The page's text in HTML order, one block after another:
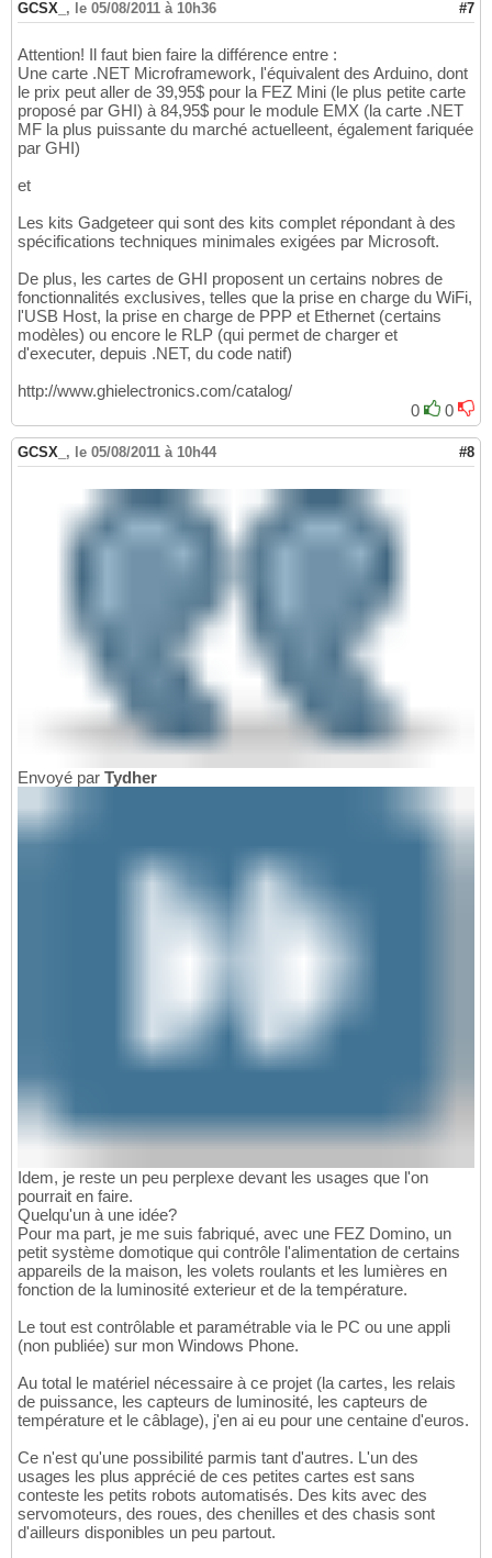
GCSX_ , le 05/08/2011 à 10h36 #7
Attention! Il faut bien faire la différence entre :
Une carte .NET Microframework, l'équivalent des Arduino, dont
le prix peut aller de 39,95$ pour la FEZ Mini (le plus petite carte
proposé par GHI) à 84,95$ pour le module EMX (la carte .NET
MF la plus puissante du marché actuelleent, également fariquée
par GHI)
et
Les kits Gadgeteer qui sont des kits complet répondant à des
spécifications techniques minimales exigées par Microsoft.
De plus, les cartes de GHI proposent un certains nobres de
fonctionnalités exclusives, telles que la prise en charge du WiFi,
l'USB Host, la prise en charge de PPP et Ethernet (certains
modèles) ou encore le RLP (qui permet de charger et
d'executer, depuis .NET, du code natif)
http://www.ghielectronics.com/catalog/
0
0
GCSX_ , le 05/08/2011 à 10h44 #8
Envoyé par Tydher
Idem, je reste un peu perplexe devant les usages que l'on
pourrait en faire.
Quelqu'un à une idée?
Pour ma part, je me suis fabriqué, avec une FEZ Domino, un
petit système domotique qui contrôle l'alimentation de certains
appareils de la maison, les volets roulants et les lumières en
fonction de la luminosité exterieur et de la température.
Le tout est contrôlable et paramétrable via le PC ou une appli
(non publiée) sur mon Windows Phone.
Au total le matériel nécessaire à ce projet (la cartes, les relais
de puissance, les capteurs de luminosité, les capteurs de
température et le câblage), j'en ai eu pour une centaine d'euros.
Ce n'est qu'une possibilité parmis tant d'autres. L'un des
usages les plus apprécié de ces petites cartes est sans
conteste les petits robots automatisés. Des kits avec des
servomoteurs, des roues, des chenilles et des chasis sont
d'ailleurs disponibles un peu partout.